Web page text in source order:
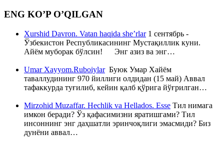
ENG KO’P O’QILGAN
Xurshid Davron. Vatan haqida she’rlar1 сентябрь -
Ўзбекистон Республикасининг Мустақиллик куни.
Айём муборак бўлсин! Энг азиз ва энг…
Umar Xayyom.RuboiylarБуюк Умар Хайём
таваллудининг 970 йиллиги олдидан (15 май) Аввал
тафаккурда туғилиб, кейин қалб қўрига йўғрилган…
Mirzohid Muzaffar. Hechlik va Hellados. Esse Тил нимага
имкон беради? Ўз қафасимизни яратишгами? Тил
инсоннинг энг даҳшатли эринчоқлиги эмасмиди? Биз
дунёни аввал…